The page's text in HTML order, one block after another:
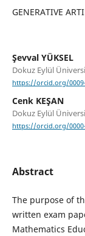
GENERATIVE
Şevval YÜKSEL
Dokuz Eylül
https://orcid.org/0009-
Cenk KEŞAN
Dokuz Eylül
https://orcid.org/0000-
Abstract
The purpose of
written exam
Mathematics